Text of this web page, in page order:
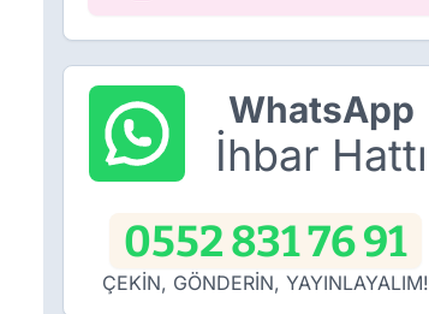
WhatsApp
İhbar Hattı
0552 831 76 91
ÇEKİN, GÖNDERİN, YAYINLAYALIM!